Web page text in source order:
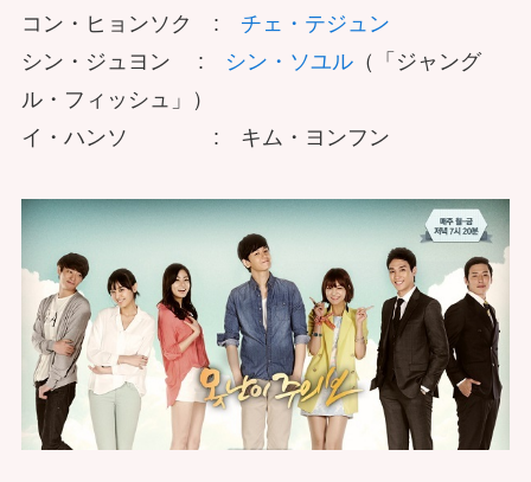
コン・ヒョンソク : チェ・テジュン
シン・ジュヨン :
シン・ソユル（「ジャング
ル・フィッシュ」）
イ・ハンソ : キム・ヨンフン